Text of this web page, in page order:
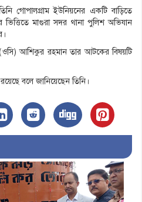
গোপালগ্রাম ইউনিয়নের একটি বাড়িতে
মাগুরা সদর থানা পুলিশ অভিযান
আশিকুর রহমান তার আটকের বিষয়টি
বলে জানিয়েছেন তিনি।